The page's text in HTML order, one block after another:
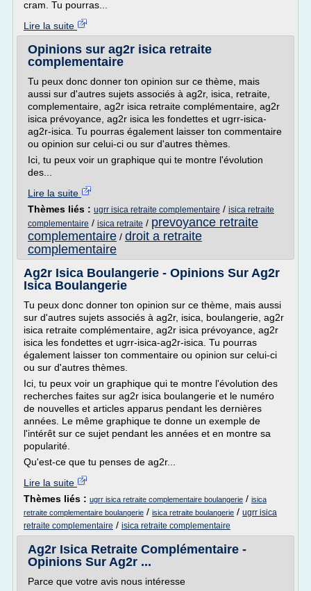
cram. Tu pourras...
Lire la suite
Opinions sur ag2r isica retraite
complementaire
Tu peux donc donner ton opinion sur ce thème, mais
aussi sur d'autres sujets associés à ag2r, isica, retraite,
complementaire, ag2r isica retraite complémentaire, ag2r
isica prévoyance, ag2r isica les fondettes et ugrr-isica-
ag2r-isica. Tu pourras également laisser ton commentaire
ou opinion sur celui-ci ou sur d'autres thèmes.
Ici, tu peux voir un graphique qui te montre l'évolution
des...
Lire la suite
Thèmes liés : ugrr isica retraite complementaire / isica retraite
complementaire / isica retraite / prevoyance retraite
complementaire / droit a retraite
complementaire
Ag2r Isica Boulangerie - Opinions Sur Ag2r
Isica Boulangerie
Tu peux donc donner ton opinion sur ce thème, mais aussi
sur d'autres sujets associés à ag2r, isica, boulangerie, ag2r
isica retraite complémentaire, ag2r isica prévoyance, ag2r
isica les fondettes et ugrr-isica-ag2r-isica. Tu pourras
également laisser ton commentaire ou opinion sur celui-ci
ou sur d'autres thèmes.
Ici, tu peux voir un graphique qui te montre l'évolution des
recherches faites sur ag2r isica boulangerie et le numéro
de nouvelles et articles apparus pendant les dernières
années. Le même graphique te donne un exemple de
l'intérêt sur ce sujet pendant les années et en montre sa
popularité.
Qu'est-ce que tu penses de ag2r...
Lire la suite
Thèmes liés : ugrr isica retraite complementaire boulangerie / isica
retraite complementaire boulangerie / isica retraite boulangerie / ugrr isica
retraite complementaire / isica retraite complementaire
Ag2r Isica Retraite Complémentaire -
Opinions Sur Ag2r ...
Parce que votre avis nous intéresse